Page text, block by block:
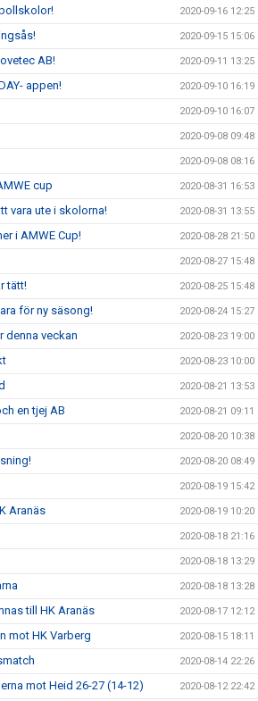
2020-09-16 12:25
2020-09-15 15:06
AB! 2020-09-11 13:25
appen! 2020-09-10 16:19
2020-09-10 16:07
2020-09-08 09:48
2020-09-08 08:16
cup 2020-08-31 16:53
vara ute i skolorna! 2020-08-31 13:55
i AMWE Cup! 2020-08-28 21:50
2020-08-27 15:48
tätt! 2020-08-25 15:48
för ny säsong! 2020-08-24 15:27
denna veckan 2020-08-23 19:00
2020-08-23 10:00
2020-08-21 13:53
en tjej AB 2020-08-21 09:11
2020-08-20 10:38
2020-08-20 08:49
2020-08-19 15:42
Aranäs 2020-08-19 10:20
2020-08-18 21:16
2020-08-18 13:29
2020-08-18 13:28
till HK Aranäs 2020-08-17 12:12
mot HK Varberg 2020-08-15 18:11
2020-08-14 22:26
mot Heid 26-27 (14-12) 2020-08-12 22:42